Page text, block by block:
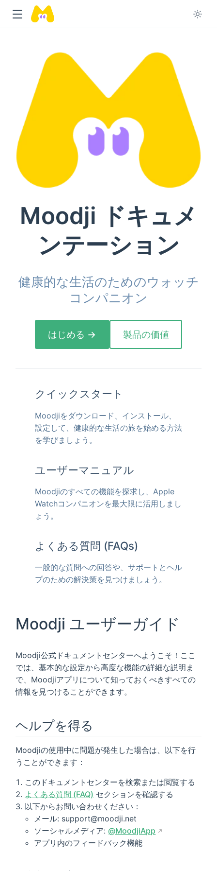
Moodji ドキュメ
ンテーション
健康的な生活のためのウォッチ
コンパニオン
はじめる → 製品の価値
クイックスタート
Moodjiをダウンロード、インストール、
設定して、健康的な生活の旅を始める方法
を学びましょう。
ユーザーマニュアル
Moodjiのすべての機能を探求し、Apple
Watchコンパニオンを最大限に活用しまし
ょう。
よくある質問 (FAQs)
一般的な質問への回答や、サポートとヘル
プのための解決策を見つけましょう。
Moodji ユーザーガイド
Moodji公式ドキュメントセンターへようこそ！ここ
では、基本的な設定から高度な機能の詳細な説明ま
で、Moodjiアプリについて知っておくべきすべての
情報を見つけることができます。
ヘルプを得る
Moodjiの使用中に問題が発生した場合は、以下を行
うことができます：
このドキュメントセンターを検索または閲覧する
よくある質問 (FAQ) セクションを確認する
以下からお問い合わせください：
メール: support@moodji.net
ソーシャルメディア: @MoodjiApp
アプリ内のフィードバック機能